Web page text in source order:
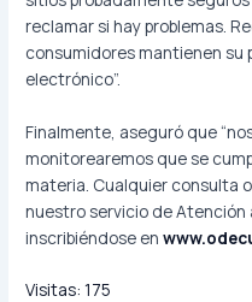
reclamar si hay problemas.
consumidores mantienen su
electrónico”.
Finalmente, aseguró que
monitorearemos que se
materia. Cualquier consulta
nuestro servicio de Atención
inscribiéndose enwww.
Visitas: 175